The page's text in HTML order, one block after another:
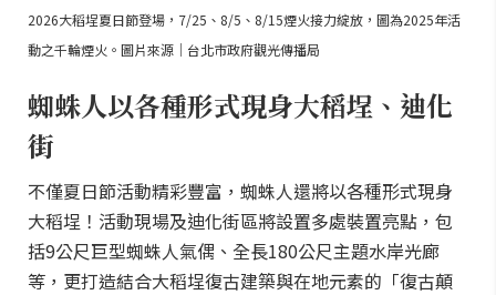
2026大稻埕夏日節登場，7/25、8/5、8/15煙火接力綻放，圖為2025年活
動之千輪煙火。圖片來源｜台北市政府觀光傳播局
蜘蛛人以各種形式現身大稻埕、迪化
街
不僅夏日節活動精彩豐富，蜘蛛人還將以各種形式現身
大稻埕！活動現場及迪化街區將設置多處裝置亮點，包
括9公尺巨型蜘蛛人氣偶、全長180公尺主題水岸光廊
等，更打造結合大稻埕復古建築與在地元素的「復古顛